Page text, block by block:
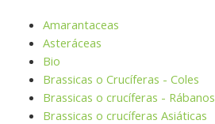
Amarantaceas
Asteráceas
Bio
Brassicas o Crucíferas - Coles
Brassicas o crucíferas - Rábanos
Brassicas o crucíferas Asiáticas